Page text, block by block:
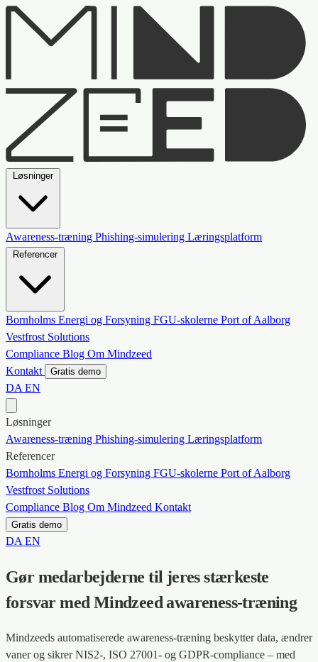
Løsninger
Awareness-træning Phishing-simulering Læringsplatform
Referencer
Bornholms Energi og Forsyning FGU-skolerne Port of Aalborg
Vestfrost Solutions
Compliance Blog Om Mindzeed
Kontakt
Gratis demo
DA EN
Løsninger
Awareness-træning Phishing-simulering Læringsplatform
Referencer
Bornholms Energi og Forsyning FGU-skolerne Port of Aalborg
Vestfrost Solutions
Compliance Blog Om Mindzeed Kontakt
Gratis demo
DA EN
Gør medarbejderne til jeres stærkeste
forsvar med Mindzeed awareness-træning
Mindzeeds automatiserede awareness-træning beskytter data, ændrer
vaner og sikrer NIS2-, ISO 27001- og GDPR-compliance – med